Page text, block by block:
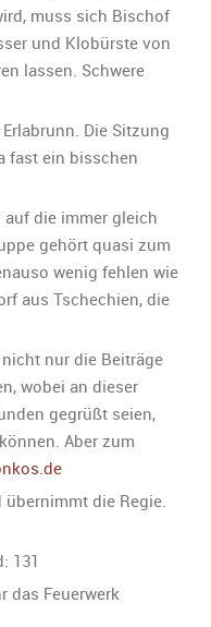
muss sich Bischof
und Klobürste von
lassen. Schwere
Die Sitzung
fast ein bisschen
auf die immer gleich
gehört quasi zum
wenig fehlen wie
aus Tschechien, die
nur die Beiträge
wobei an dieser
gegrüßt seien,
Aber zum
übernimmt die Regie.
131
das Feuerwerk